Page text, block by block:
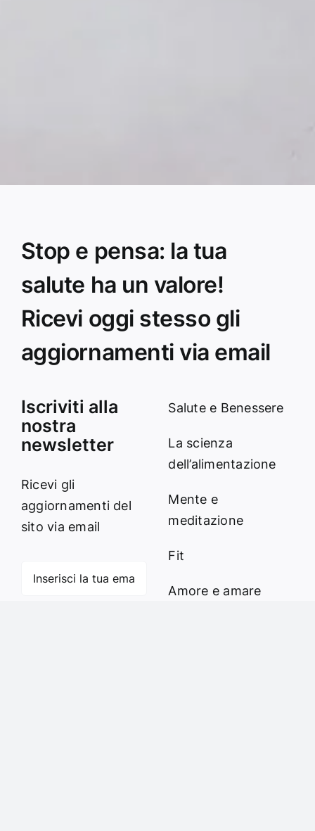
Stop e pensa: la tua
salute ha un valore!
Ricevi oggi stesso gli
aggiornamenti via email
Iscriviti alla
nostra
newsletter
Ricevi gli
aggiornamenti del
sito via email
Salute e Benessere
La scienza
dell’alimentazione
Mente e
meditazione
Fit
Amore e amare